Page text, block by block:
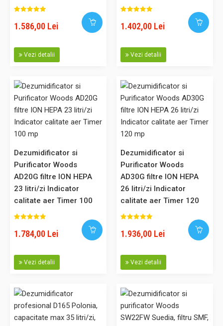
Dezumidificator Woods MDX20P Capacitate 20 litri/zi Pompa
Suprafata 40mp
cu pompă pentru evacuarea apei inclusă, care se potrivește
încăperilor de până la 40 mp. MDX20P evacuează aerul cald și
uscat prin partea superioară, fapt care ajuta
la uscarea rufelor. Poate fi utilizat în locuinte, birouri, uscătorii
etc. ..
1.733,00 Lei
Adaugă în Coş
Comparaţie
Dezumidificator Woods MDK21 Capacitate 20 litri/zi silentios
setare umiditate afisaj electronic timer, suprafata 70mp
suprafata 120 mp
1.586,00 Lei
Vezi detalii
suprafata 120 mp
1.402,00 Lei
Vezi detalii
Dezumidificator si
Purificator Woods
AD20G filtre ION HEPA
23 litri/zi Indicator
calitate aer Timer 100
mp
1.784,00 Lei
Vezi detalii
Dezumidificator si
Purificator Woods
AD30G filtre ION HEPA
26 litri/zi Indicator
calitate aer Timer 120
mp
1.936,00 Lei
Vezi detalii